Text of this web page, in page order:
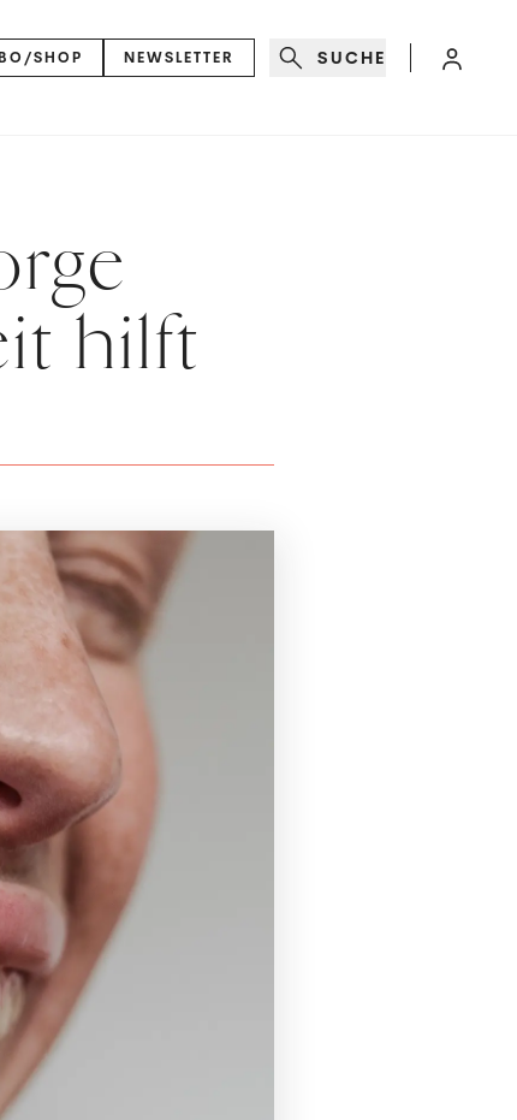
SHOP NEWSLETTER SUCHE
hilft